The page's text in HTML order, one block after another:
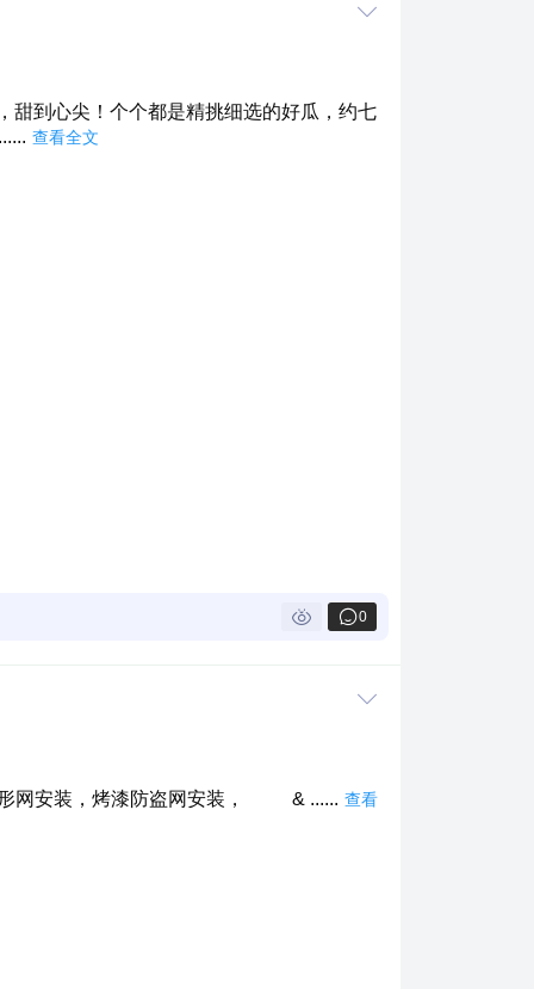
甜到心尖！个个都是精挑细选的好瓜，约七
查看全文
0
形网安装，烤漆防盗网安装， & ...... 查看